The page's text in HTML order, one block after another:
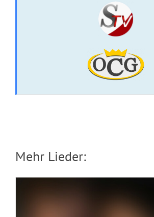
Mehr Lieder:
CD: All mein Verlangen